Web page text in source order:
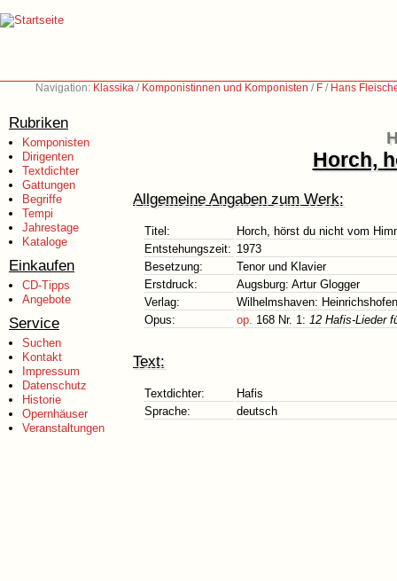
Navigation: Klassika / Komponistinnen und Komponisten / F / Hans
Rubriken
Komponisten
Dirigenten
Textdichter
Gattungen
Begriffe
Tempi
Jahrestage
Kataloge
Einkaufen
CD-Tipps
Angebote
Service
Suchen
Kontakt
Impressum
Datenschutz
Historie
Opernhäuser
Veranstaltungen
Horch,
Allgemeine Angaben zum Werk:
Titel:
Horch, hörst du nicht vom
Entstehungszeit: 1973
Besetzung:
Tenor und Klavier
Erstdruck:
Augsburg: Artur Glogger
Verlag:
Wilhelmshaven:
Opus:
op. 168 Nr. 1: 12 Hafis-Lieder
Text:
Textdichter:
Hafis
Sprache:
deutsch